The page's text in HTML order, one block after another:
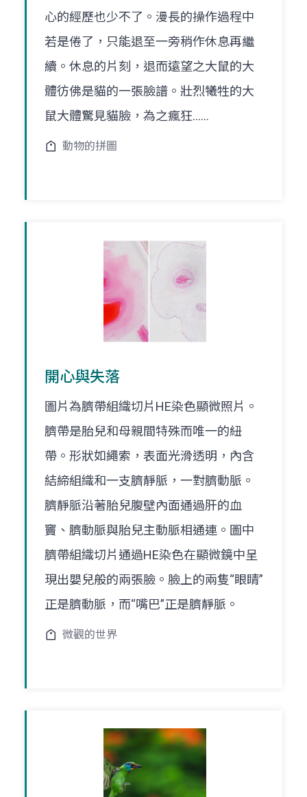
心的經歷也少不了。漫長的操作過程中
若是倦了，只能退至一旁稍作休息再繼
續。休息的片刻，退而遠望之大鼠的大
體彷佛是貓的一張臉譜。壯烈犧牲的大
鼠大體驚見貓臉，為之瘋狂……
動物的拼圖
開心與失落
圖片為臍帶組織切片HE染色顯微照片。
臍帶是胎兒和母親間特殊而唯一的紐
帶。形狀如繩索，表面光滑透明，內含
結締組織和一支臍靜脈，一對臍動脈。
臍靜脈沿著胎兒腹壁內面通過肝的血
竇、臍動脈與胎兒主動脈相通連。圖中
臍帶組織切片通過HE染色在顯微鏡中呈
現出嬰兒般的兩張臉。臉上的兩隻“眼睛”
正是臍動脈，而“嘴巴”正是臍靜脈。
微觀的世界